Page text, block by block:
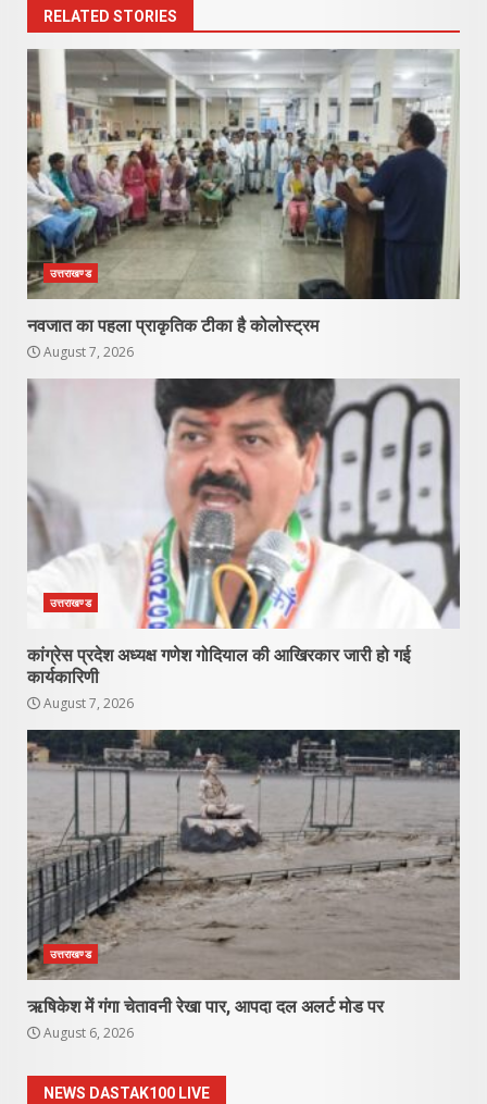
RELATED STORIES
उत्तराखण्ड
नवजात का पहला प्राकृतिक टीका है कोलोस्ट्रम
August 7, 2026
उत्तराखण्ड
कांग्रेस प्रदेश अध्यक्ष गणेश गोदियाल की आखिरकार जारी हो गई
कार्यकारिणी
August 7, 2026
उत्तराखण्ड
ऋषिकेश में गंगा चेतावनी रेखा पार, आपदा दल अलर्ट मोड पर
August 6, 2026
NEWS DASTAK100 LIVE